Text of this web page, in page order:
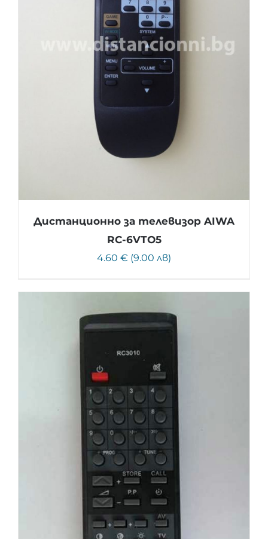
Дистанционно за телевизор AIWA
RC-6VTO5
4.60 € (9.00 лв)